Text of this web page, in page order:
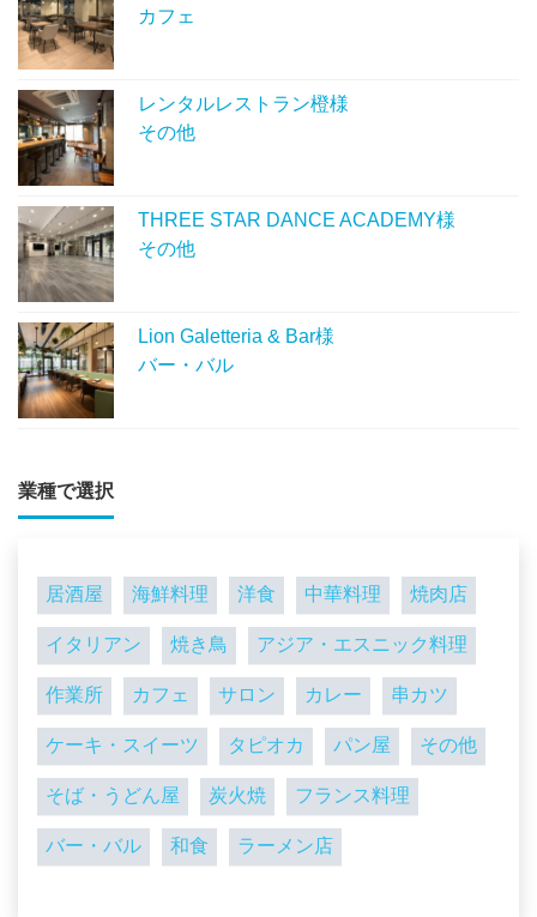
カフェ
レンタルレストラン橙様
その他
THREE STAR DANCE ACADEMY様
その他
Lion Galetteria & Bar様
バー・バル
業種で選択
居酒屋 海鮮料理 洋食 中華料理 焼肉店
イタリアン 焼き鳥 アジア・エスニック料理
作業所 カフェ サロン カレー 串カツ
ケーキ・スイーツ タピオカ パン屋 その他
そば・うどん屋 炭火焼 フランス料理
バー・バル 和食 ラーメン店